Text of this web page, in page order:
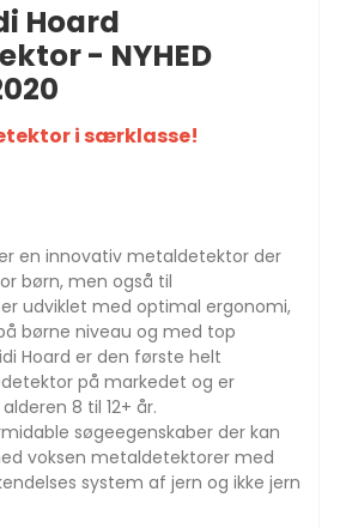
Hoard
- NYHED
i særklasse!
en innovativ metaldetektor der
børn, men også til
udviklet med optimal ergonomi,
børne niveau og med top
Hoard er den første helt
på markedet og er
8 til 12+ år.
søgeegenskaber der kan
voksen metaldetektorer med
system af jern og ikke jern